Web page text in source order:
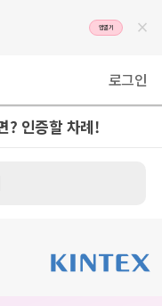
앱열기 
로그인
? 인증할 차례!